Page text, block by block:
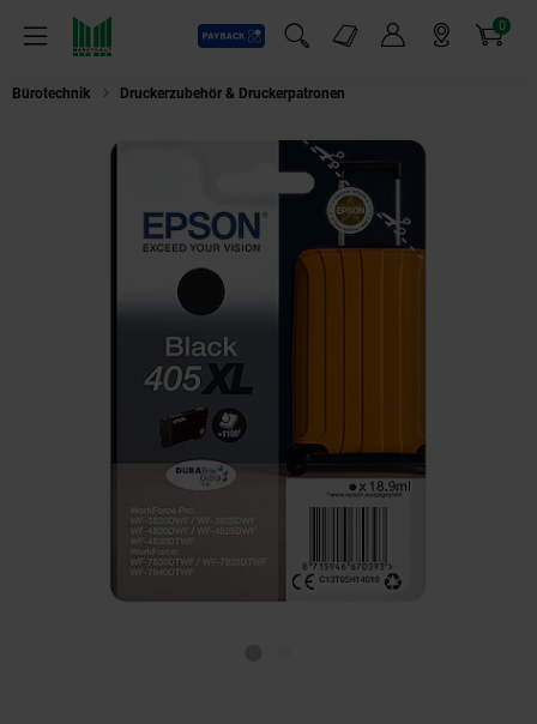
Menü
Payback
Suchfeld einblenden
Markt-Angebote 0
Artikel
Bürotechnik Druckerzubehör & Druckerpatronen